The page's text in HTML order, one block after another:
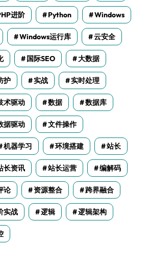
进阶 Python Windows
Windows运行库 云安全
国际SEO 大数据
护 实战 实时处理
术驱动 数据 数据库
据驱动 文件操作
机器学习 环境搭建 站长
长资讯 站长运营 编解码
论 资源整合 跨界融合
实战 逻辑 逻辑架构